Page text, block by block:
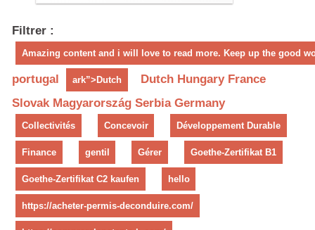
Filtrer :
Amazing content and i will love to read more. Keep up the good
portugal ark”>Dutch Dutch Hungary France
Slovak Magyarország Serbia Germany
Collectivités Concevoir Développement Durable
Finance gentil Gérer Goethe-Zertifikat B1
Goethe-Zertifikat C2 kaufen hello
https://acheter-permis-deconduire.com/